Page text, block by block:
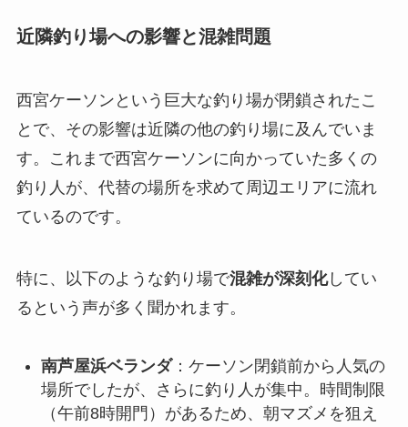
近隣釣り場への影響と混雑問題
西宮ケーソンという巨大な釣り場が閉鎖されたこ
とで、その影響は近隣の他の釣り場に及んでいま
す。これまで西宮ケーソンに向かっていた多くの
釣り人が、代替の場所を求めて周辺エリアに流れ
ているのです。
特に、以下のような釣り場で混雑が深刻化してい
るという声が多く聞かれます。
南芦屋浜ベランダ：ケーソン閉鎖前から人気の
場所でしたが、さらに釣り人が集中。時間制限
（午前8時開門）があるため、朝マズメを狙え